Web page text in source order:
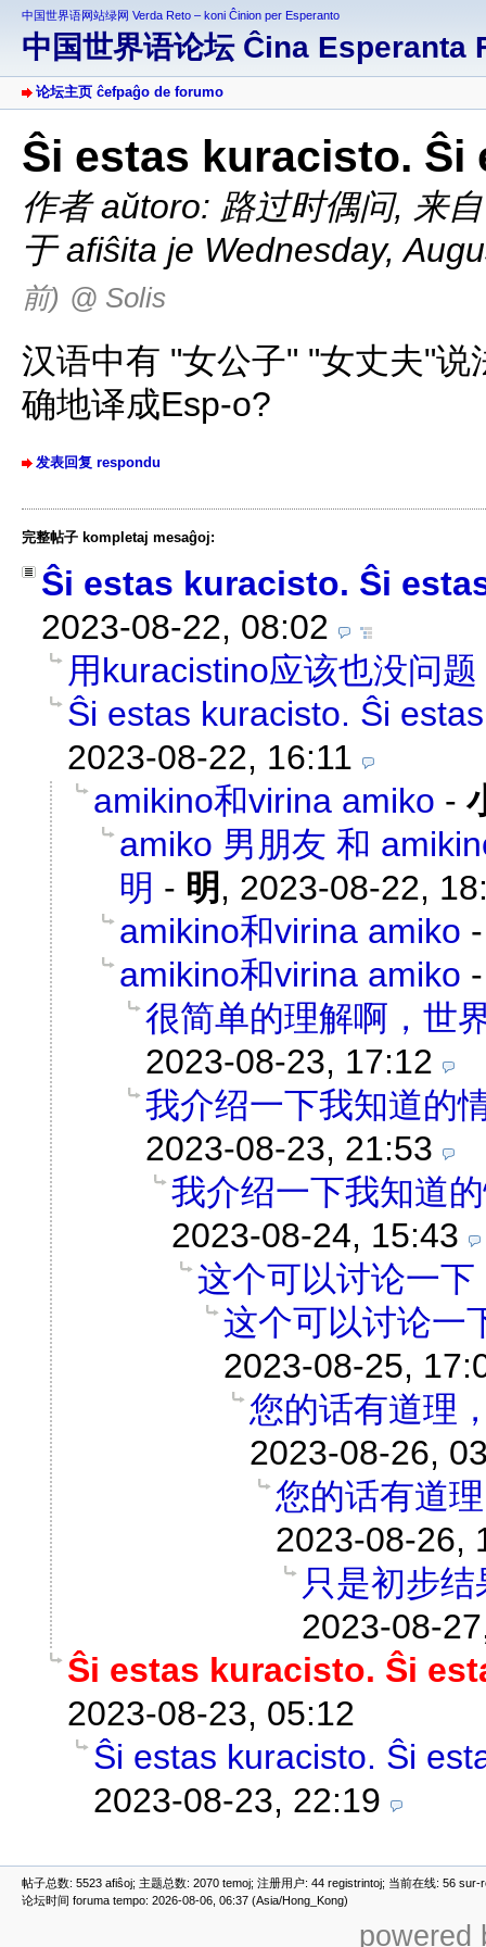
中国世界语网站绿网 Verda Reto – koni Ĉinion per Esperanto
中国世界语论坛 Ĉina Esperanta
论坛主页 ĉefpaĝo de forumo
Ŝi estas kuracisto.
作者 aŭtoro: 路过时偶问, 来
于 afiŝita je Wednesday,
前) @ Solis
汉语中有 "女公子" "女丈夫"
确地译成Esp-o?
发表回复 respondu
完整帖子 kompletaj mesaĝoj:
Ŝi estas kuracisto. Ŝi
2023-08-22, 08:02
用kuracistino应该也没问题
Ŝi estas kuracisto. Ŝi
2023-08-22, 16:11
amikino和virina amiko -
amiko 男朋友 和
明 - 明 , 2023-08-22,
amikino和virina amiko
amikino和virina amiko
很简单的理解啊，世
2023-08-23, 17:12
我介绍一下我知道的
2023-08-23, 21:53
我介绍一下我知道
2023-08-24, 15:43
这个可以讨论一下
这个可以讨论一
2023-08-25,
您的话有道理
2023-08-26,
您的话有道
2023-08-26,
只是初步
2023-08-
Ŝi estas kuracisto. Ŝi
2023-08-23, 05:12
Ŝi estas kuracisto. Ŝi
2023-08-23, 22:19
帖子总数: 5523 afiŝoj; 主题总数: 2070 temoj; 注册用户: 44 registrintoj; 当前在线: 56
论坛时间 foruma tempo: 2026-08-06, 06:37 (Asia/Hong_Kong)
powered